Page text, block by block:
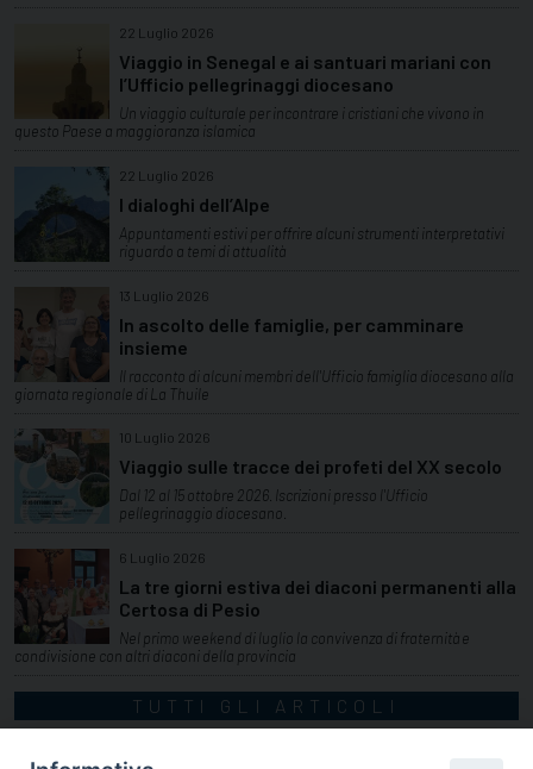
22 Luglio 2026
Viaggio in Senegal e ai santuari mariani con
l’Ufficio pellegrinaggi diocesano
Un viaggio culturale per incontrare i cristiani che vivono in
questo Paese a maggioranza islamica
22 Luglio 2026
I dialoghi dell’Alpe
Appuntamenti estivi per offrire alcuni strumenti interpretativi
riguardo a temi di attualità
13 Luglio 2026
In ascolto delle famiglie, per camminare
insieme
Il racconto di alcuni membri dell'Ufficio famiglia diocesano alla
giornata regionale di La Thuile
10 Luglio 2026
Viaggio sulle tracce dei profeti del XX secolo
Dal 12 al 15 ottobre 2026. Iscrizioni presso l'Ufficio
pellegrinaggio diocesano.
6 Luglio 2026
La tre giorni estiva dei diaconi permanenti alla
Certosa di Pesio
Nel primo weekend di luglio la convivenza di fraternità e
condivisione con altri diaconi della provincia
TUTTI GLI ARTICOLI